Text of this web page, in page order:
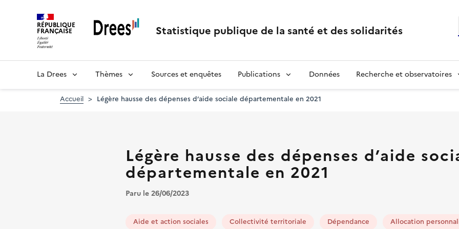
RÉPUBLIQUE
FRANÇAISE Statistique publique de la santé et des solidarités
La Drees Thèmes Sources et enquêtes Publications Données Recherche et observatoires
Accueil Légère hausse des dépenses d’aide sociale départementale en 2021
Légère hausse des dépenses d’aide
départementale en 2021
Paru le 26/06/2023
Aide et action sociales Collectivité territoriale Dépendance
Allocation